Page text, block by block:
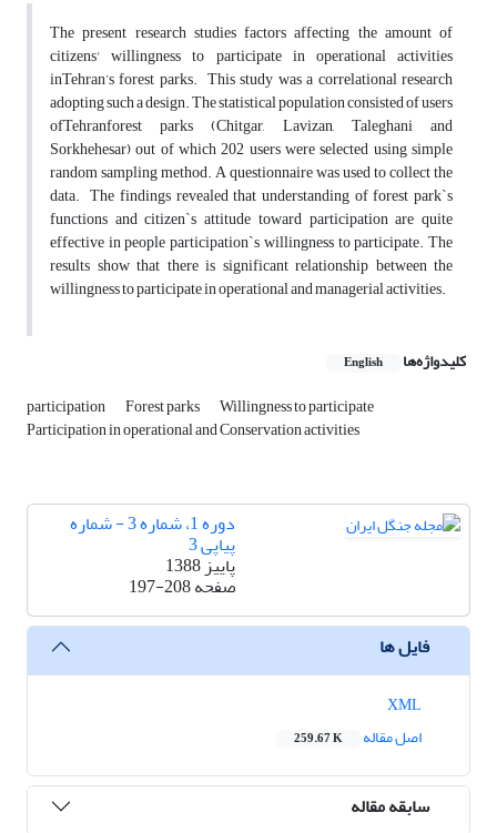
The present research studies factors affecting the amount of
citizens' willingness to participate in operational activities
inTehran’s forest parks. This study was a correlational research
adopting such a design. The statistical population consisted of users
ofTehranforest parks (Chitgar, Lavizan, Taleghani and
Sorkhehesar) out of which 202 users were selected using simple
random sampling method. A questionnaire was used to collect the
data. The findings revealed that understanding of forest park`s
functions and citizen`s attitude toward participation are quite
effective in people participation`s willingness to participate. The
results show that there is significant relationship between the
willingness to participate in operational and managerial activities.
کلیدواژه‌ها English
participation Forest parks Willingness to participate
Participation in operational and Conservation activities
دوره 1، شماره 3 - شماره
پیاپی 3
پاییز 1388
صفحه197-208
فایل ها
اصل مقاله
259.67 K
سابقه مقاله